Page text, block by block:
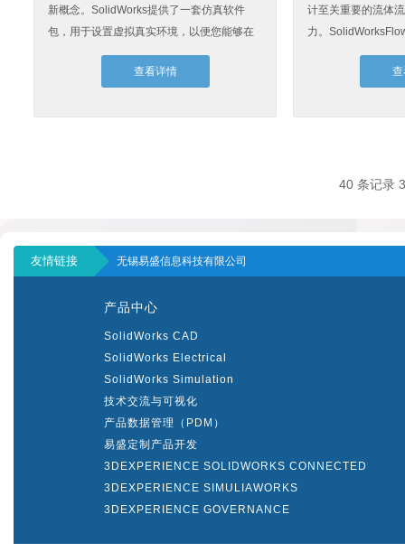
新概念。SolidWorks提供了一套仿真软件
包，用于设置虚拟真实环境，以便您能够在
制造之前测...
查看详情
计至关重要的流体
力。
40 条记录
友情链接 无锡易盛信息科技有限公司
产品中心
SolidWorks CAD
SolidWorks Electrical
SolidWorks Simulation
技术交流与可视化
产品数据管理（PDM）
易盛定制产品开发
3DEXPERIENCE SOLIDWORKS CONNECTED
3DEXPERIENCE SIMULIAWORKS
3DEXPERIENCE GOVERNANCE